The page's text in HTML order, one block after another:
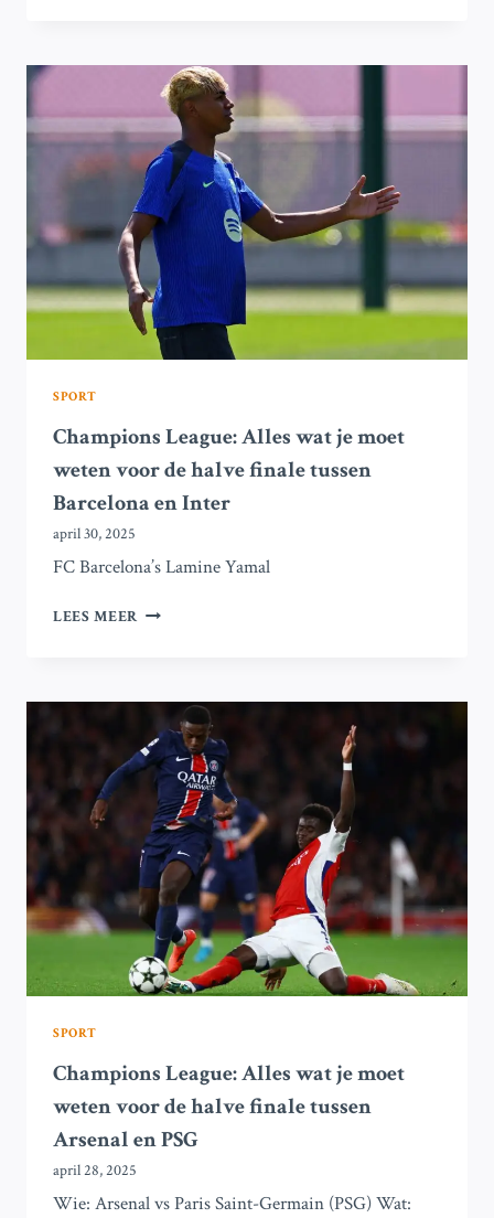
IN
SENSATIONELE
HALVE
FINALE
TEGEN
INTER
SPORT
Champions League: Alles wat je moet
weten voor de halve finale tussen
Barcelona en Inter
april 30, 2025
FC Barcelona’s Lamine Yamal
LEES MEER CHAMPIONS
JE
MOET
WETEN
VOOR
DE
HALVE
FINALE
TUSSEN
BARCELONA
EN
INTER
SPORT
Champions League: Alles wat je moet
weten voor de halve finale tussen
Arsenal en PSG
april 28, 2025
Wie: Arsenal vs Paris Saint-Germain (PSG) Wat: